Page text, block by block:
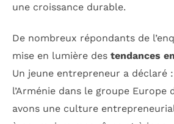
une croissance durable.
De nombreux répondants de
mise en lumière des tendances
Un jeune entrepreneur a déclaré
l’Arménie dans le groupe Europe
avons une culture